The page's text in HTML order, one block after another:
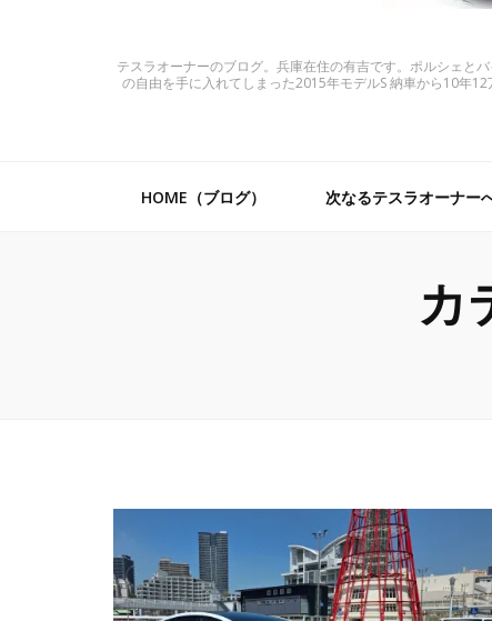
テスラオーナーのブログ。兵庫在住の有吉です。ポルシェと
の自由を手に入れてしまった2015年モデルS 納車から10年
HOME（ブログ） 次なるテスラオーナー
カ